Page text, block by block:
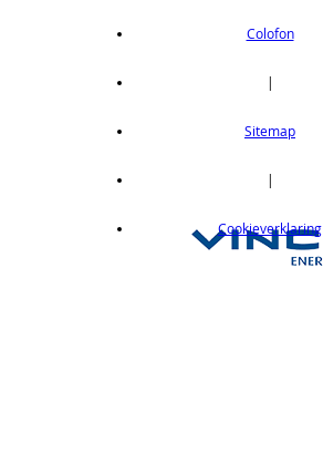
Colofon
|
Sitemap
|
Cookieverklaring